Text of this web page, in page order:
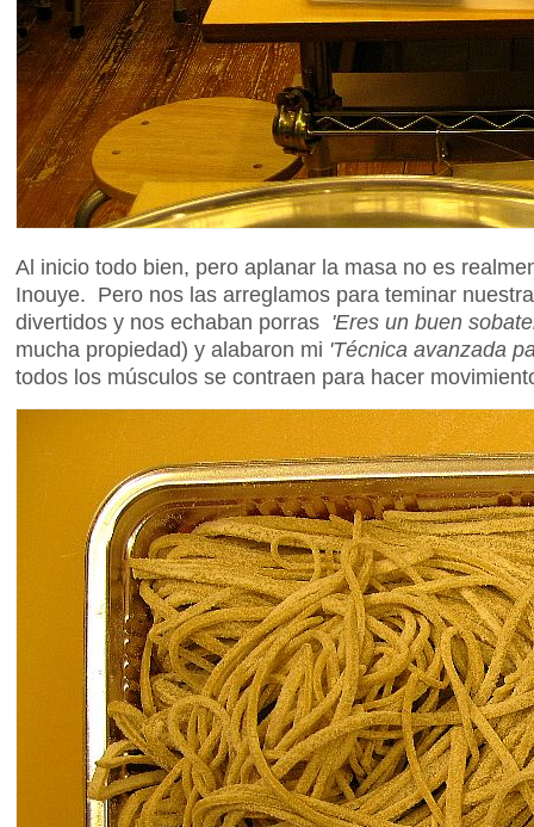
Al inicio todo bien, pero aplanar la masa no es
Inouye. Pero nos las arreglamos para teminar
divertidos y nos echaban porras 'Eres un buen
mucha propiedad) y alabaron mi 'Técnica avanzada
todos los músculos se contraen para hacer